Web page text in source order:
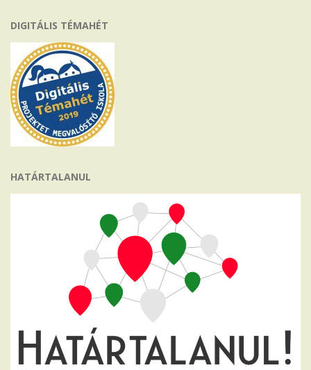
DIGITÁLIS TÉMAHÉT
HATÁRTALANUL